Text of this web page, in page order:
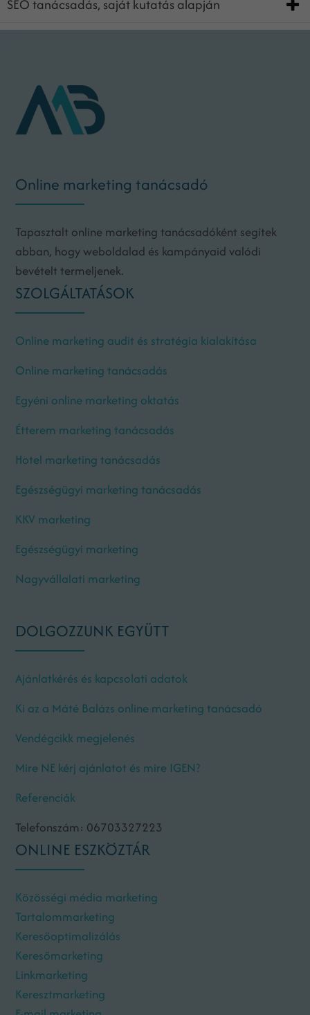
SEO tanácsadás, saját kutatás alapján
Online marketing tanácsadó
Tapasztalt online marketing tanácsadóként segítek
abban, hogy weboldalad és kampányaid valódi
bevételt termeljenek.
SZOLGÁLTATÁSOK
Online marketing audit és stratégia kialakítása
Online marketing tanácsadás
Egyéni online marketing oktatás
Étterem marketing tanácsadás
Hotel marketing tanácsadás
Egészségügyi marketing tanácsadás
KKV marketing
Egészségügyi marketing
Nagyvállalati marketing
DOLGOZZUNK EGYÜTT
Ajánlatkérés és kapcsolati adatok
Ki az a Máté Balázs online marketing tanácsadó
Vendégcikk megjelenés
Mire NE kérj ajánlatot és mire IGEN?
Referenciák
Telefonszám: 06703327223
ONLINE ESZKÖZTÁR
Közösségi média marketing
Tartalommarketing
Keresőoptimalizálás
Keresőmarketing
Linkmarketing
Keresztmarketing